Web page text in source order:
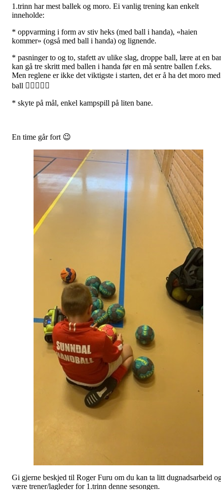
1.trinn har mest ballek og moro. Ei vanlig trening kan enkelt
inneholde:
* oppvarming i form av stiv heks (med ball i handa), «haien
kommer» (også med ball i handa) og lignende.
* pasninger to og to, stafett av ulike slag, droppe ball, lære at en
kan gå tre skritt med ballen i handa før en må sentre ballen f.eks.
Men reglene er ikke det viktigste i starten, det er å ha det moro med
ball 🤾🏻‍♀️🤾‍♂️
* skyte på mål, enkel kampspill på liten bane.
En time går fort 😉
Gi gjerne beskjed til Roger Furu om du kan ta litt dugnadsarbeid
være trener/lagleder for 1.trinn denne sesongen.